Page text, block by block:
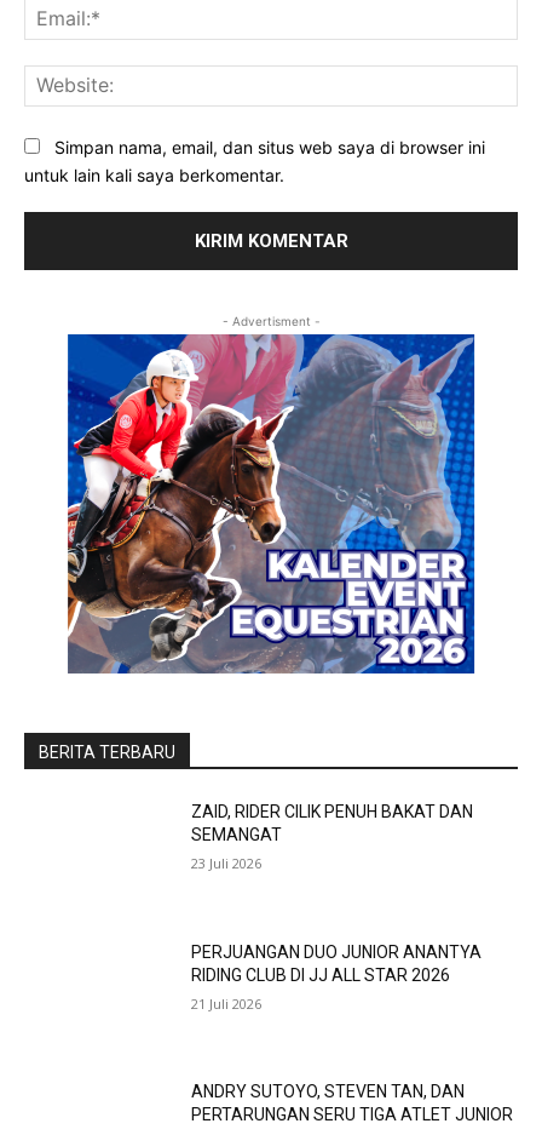
Simpan nama, email, dan situs web saya di browser ini
untuk lain kali saya berkomentar.
- Advertisment -
BERITA TERBARU
ZAID, RIDER CILIK PENUH BAKAT DAN
SEMANGAT
23 Juli 2026
PERJUANGAN DUO JUNIOR ANANTYA
RIDING CLUB DI JJ ALL STAR 2026
21 Juli 2026
ANDRY SUTOYO, STEVEN TAN, DAN
PERTARUNGAN SERU TIGA ATLET JUNIOR